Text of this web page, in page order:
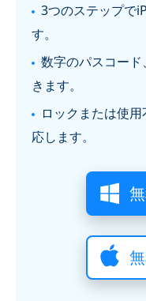
3つのステップで
す。
数字のパスコー
きます。
ロックまたは使
応します。